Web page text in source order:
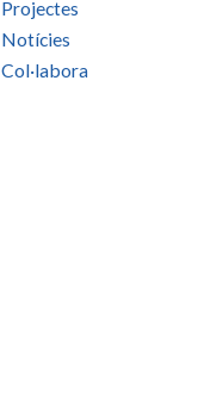
Projectes
Notícies
Col·labora